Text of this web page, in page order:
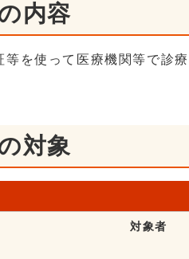
内容
等を使って医療機関等で診
対象
対象者